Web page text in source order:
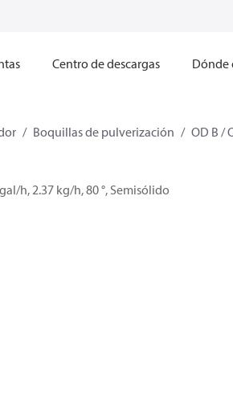
Centro de descargas Dónde
Boquillas de pulverización OD B /
h, 2.37 kg/h, 80 °, Semisólido